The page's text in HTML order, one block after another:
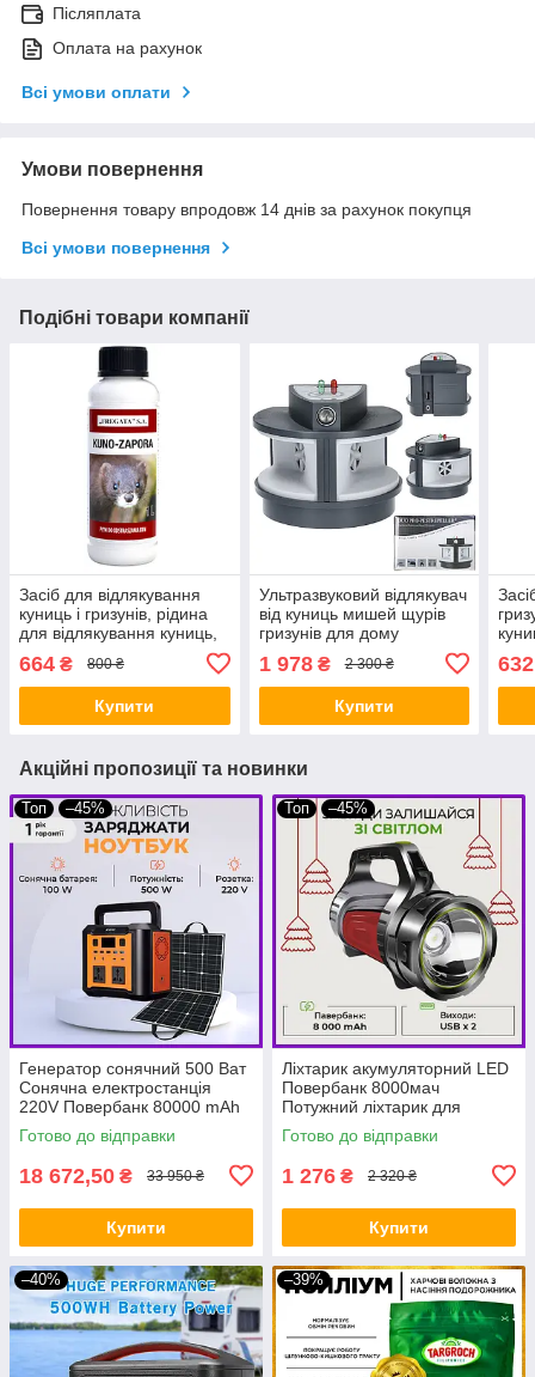
Післяплата
Оплата на рахунок
Всі умови оплати
Умови повернення
Повернення товару впродовж 14 днів за рахунок покупця
Всі умови повернення
Подібні товари компанії
Засіб для відлякування
куниць і гризунів, рідина
для відлякування куниць,
664 ₴ 800 ₴
Купити
Ультразвуковий відлякувач
від куниць мишей щурів
гризунів для дому
1 978₴ 2 300 ₴
Купити
Акційні пропозиції та новинки
Топ –45%
Генератор сонячний 500 Ват
Сонячна електростанція
220V Повербанк 80000 mAh
+ сонячна панель 100 ват
BIO
Готово до відправки
18 672,50 ₴ 33 950 ₴
Купити
Топ –45%
Ліхтарик акумуляторний LED
Повербанк 8000мач
Потужний ліхтарик для
освітлення будинку BIO
Готово до відправки
1 276 ₴ 2 320 ₴
Купити
–40% –39%